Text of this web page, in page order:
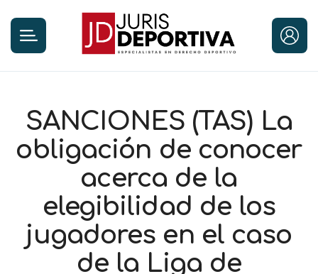
SANCIONES (TAS) La
obligación de conocer
acerca de la
elegibilidad de los
jugadores en el caso
de la Liga de